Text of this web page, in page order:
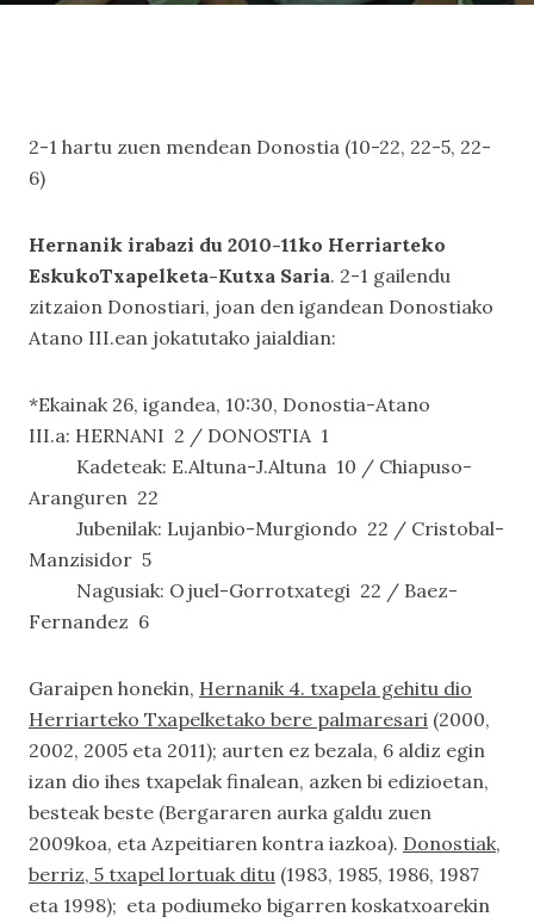
2-1 hartu zuen mendean Donostia (10-22, 22-5, 22-
6)
Hernanik irabazi du 2010-11ko Herriarteko
EskukoTxapelketa-Kutxa Saria. 2-1 gailendu
zitzaion Donostiari, joan den igandean Donostiako
Atano III.ean jokatutako jaialdian:
*Ekainak 26, igandea, 10:30, Donostia-Atano
III.a: HERNANI 2 / DONOSTIA 1
Kadeteak: E.Altuna-J.Altuna 10 / Chiapuso-
Aranguren 22
Jubenilak: Lujanbio-Murgiondo 22 / Cristobal-
Manzisidor 5
Nagusiak: Ojuel-Gorrotxategi 22 / Baez-
Fernandez 6
Garaipen honekin, Hernanik 4. txapela gehitu dio
Herriarteko Txapelketako bere palmaresari (2000,
2002, 2005 eta 2011); aurten ez bezala, 6 aldiz egin
izan dio ihes txapelak finalean, azken bi edizioetan,
besteak beste (Bergararen aurka galdu zuen
2009koa, eta Azpeitiaren kontra iazkoa). Donostiak,
berriz, 5 txapel lortuak ditu (1983, 1985, 1986, 1987
eta 1998); eta podiumeko bigarren koskatxoarekin